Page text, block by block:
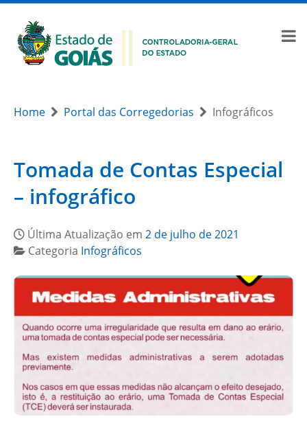
Home Portal das Corregedorias Infográficos
Tomada de Contas Especial
– infográfico
Última Atualização em 2 de julho de 2021
Categoria Infográficos